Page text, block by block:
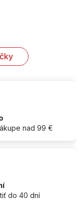
nad 99 €
do 40 dní